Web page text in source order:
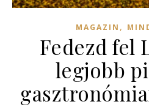
MAGAZIN ,
Fedezd fel
legjobb